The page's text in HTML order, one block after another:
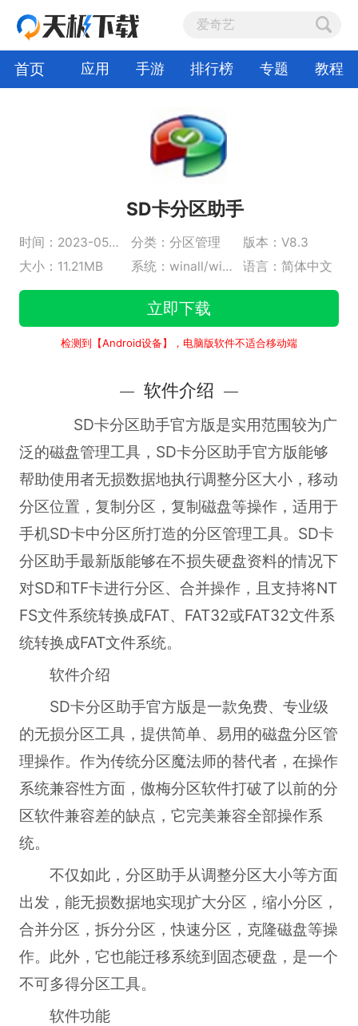
首页 应用 手游 排行榜 专题 教程
SD卡分区助手
时间：2023-05-06 分类：分区管理
版本：V8.3
大小：11.21MB
系统：winall/win7/win10/win11 语言：简体中文
立即下载
检测到【Android设备】，电脑版软件不适合移动端
软件介绍
SD卡分区助手官方版是实用范围较为广
泛的磁盘管理工具，SD卡分区助手官方版能够
帮助使用者无损数据地执行调整分区大小，移动
分区位置，复制分区，复制磁盘等操作，适用于
手机SD卡中分区所打造的分区管理工具。SD卡
分区助手最新版能够在不损失硬盘资料的情况下
对SD和TF卡进行分区、合并操作，且支持将NT
FS文件系统转换成FAT、FAT32或FAT32文件系
统转换成FAT文件系统。
软件介绍
SD卡分区助手官方版是一款免费、专业级
的无损分区工具，提供简单、易用的磁盘分区管
理操作。作为传统分区魔法师的替代者，在操作
系统兼容性方面，傲梅分区软件打破了以前的分
区软件兼容差的缺点，它完美兼容全部操作系
统。
不仅如此，分区助手从调整分区大小等方面
出发，能无损数据地实现扩大分区，缩小分区，
合并分区，拆分分区，快速分区，克隆磁盘等操
作。此外，它也能迁移系统到固态硬盘，是一个
不可多得分区工具。
软件功能